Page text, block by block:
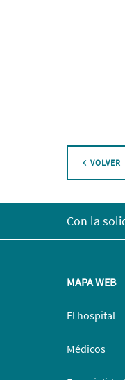
VOLVER
Con la
MAPA WEB
El hospital
Médicos